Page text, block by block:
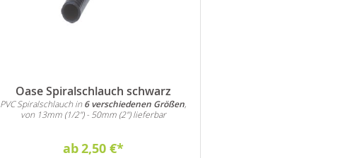
Oase Spiralschlauch schwarz
PVC Spiralschlauch in6 verschiedenen Größen,
von 13mm (1/2") - 50mm (2") lieferbar
ab2,50 €